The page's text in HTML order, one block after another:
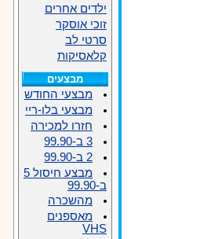
ילדים אחרים
זוכי אוסקר
סרטי לב
קלאסיקות
מבצעים
מבצעי החודש
מבצעי בלו-ריי
חזרו למכירה
3 ב-99.90
2 ב-99.90
מבצע חיסול 5
ב-99.90
מהשכרה
מאספנים
VHS